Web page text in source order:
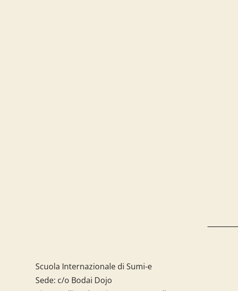
Scuola Internazionale di Sumi-e
Sede: c/o Bodai Dojo